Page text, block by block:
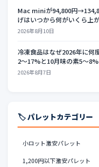
Mac miniが94,800円
げはいつから何がいくら上
2026年8月10日
冷凍食品はなぜ2026年に何
2〜17%と10月味の素5〜8%
2026年8月7日
🏷️ パレットカテゴリー
小ロット激安パレット
1,200円以下激安パレット